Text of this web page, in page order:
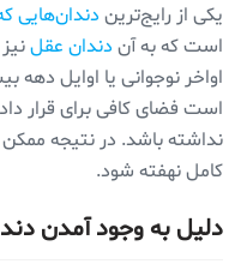
یکی از رایج‌ترین دندان‌هایی
است که به آن دندان عقل
اواخر نوجوانی یا اوایل
است فضای کافی برای قرار
نداشته باشد. در نتیجه
کامل نهفته شود.
دلیل به وجود آمدن